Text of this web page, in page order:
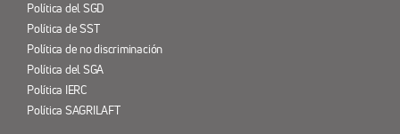
Política del SGD
Política de SST
Política de no discriminación
Política del SGA
Política IERC
Política SAGRILAFT